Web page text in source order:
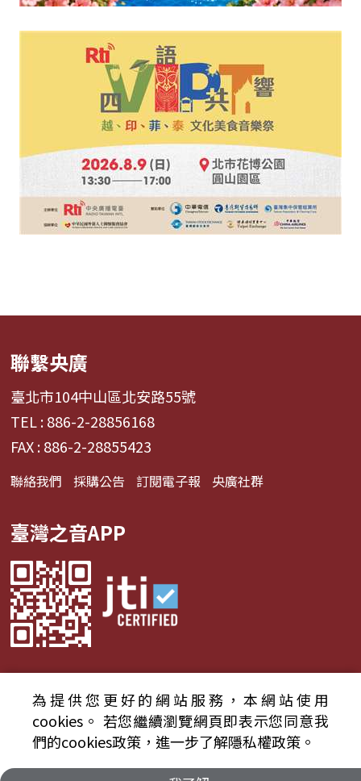
聯繫央廣
臺北市104中山區北安路55號
TEL : 886-2-28856168
FAX : 886-2-28855423
聯絡我們 採購公告 訂閱電子報 央廣社群
臺灣之音APP
© 2024財團法人中央廣播電臺 版權所有
資通安全政策聲明
服務條款 隱私權條款
為提供您更好的網站服務，本網站使用
cookies。 若您繼續瀏覽網頁即表示您同意我
們的cookies政策，進一步了解隱私權政策。